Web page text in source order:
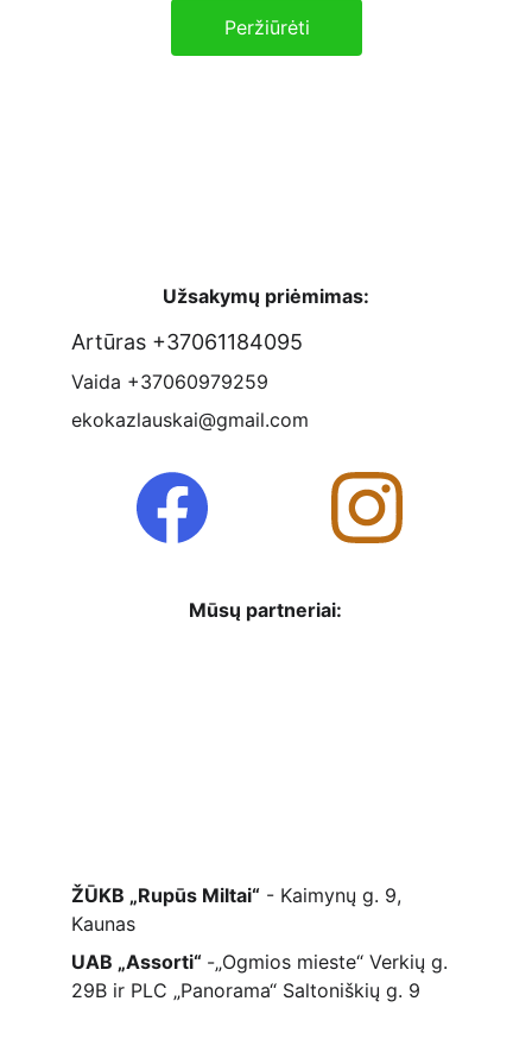
Peržiūrėti
ekokazlauskai@gmail.com
Artūras +37061184095
Užsakymų priėmimas:
Vaida +37060979259
Mūsų partneriai:
ŽŪKB „Rupūs Miltai“ - Kaimynų g. 9,
Kaunas
UAB „Assorti“ -„Ogmios mieste“ Verkių g.
29B ir PLC „Panorama“ Saltoniškių g. 9